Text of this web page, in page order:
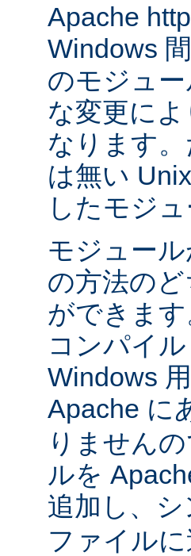
Apache
Windows
のモジュ
な変更に
なります
は無い
したモジ
モジュー
の方法の
ができま
コンパイ
Windows
Apache に
りません
ルを
追加し、
ファイル